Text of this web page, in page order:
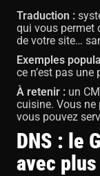
Traduction :
qui vous permet
de votre site…
Exemples
ce n’est pas une
À retenir : un
cuisine. Vous ne
vous pouvez
DNS : le
avec